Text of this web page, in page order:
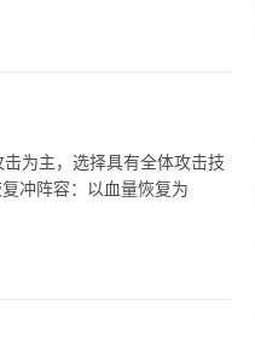
为主，选择具有全体攻击技
冲阵容：以血量恢复为